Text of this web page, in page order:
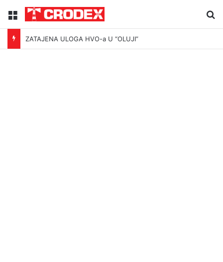
Menu
ZATAJENA ULOGA HVO-a U “OLUJI”